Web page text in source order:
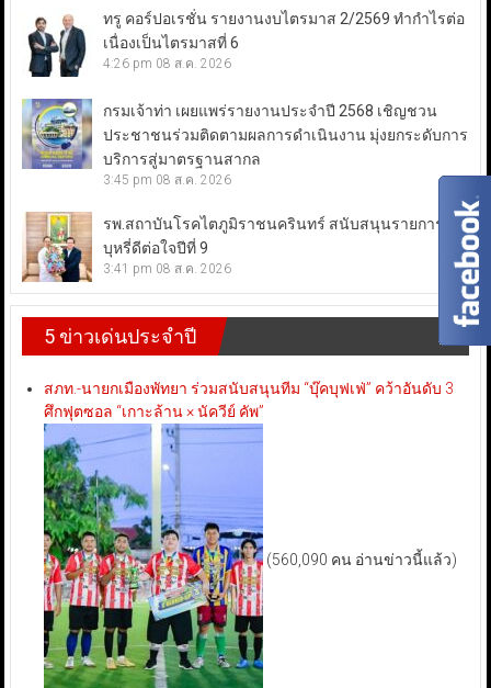
ทรู คอร์ปอเรชั่น รายงานงบไตรมาส 2/2569 ทำกำไรต่อ
เนื่องเป็นไตรมาสที่ 6
4:26 pm 08 ส.ค. 2026
กรมเจ้าท่า เผยแพร่รายงานประจำปี 2568 เชิญชวน
ประชาชนร่วมติดตามผลการดำเนินงาน มุ่งยกระดับการ
บริการสู่มาตรฐานสากล
3:45 pm 08 ส.ค. 2026
รพ.สถาบันโรคไตภูมิราชนครินทร์ สนับสนุนรายการเลิก
บุหรี่ดีต่อใจปีที่ 9
3:41 pm 08 ส.ค. 2026
5 ข่าวเด่นประจำปี
สภท.-นายกเมืองพัทยา ร่วมสนับสนุนทีม “บุ๊คบุฟเฟ่” คว้าอันดับ 3
ศึกฟุตซอล “เกาะล้าน × นัควีย์ คัพ”
(560,090 คน อ่านข่าวนี้แล้ว)